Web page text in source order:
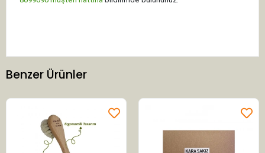
Benzer Ürünler